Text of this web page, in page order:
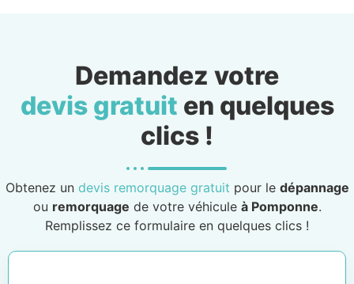
Demandez votre
devis gratuit en quelques
clics !
Obtenez un devis remorquage gratuit pour le dépannage
ou remorquage de votre véhicule à Pomponne.
Remplissez ce formulaire en quelques clics !